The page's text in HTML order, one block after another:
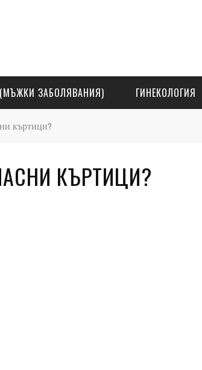
ЗАБОЛЯВАНИЯ) ГИНЕКОЛОГИЯ
къртици?
КЪРТИЦИ?